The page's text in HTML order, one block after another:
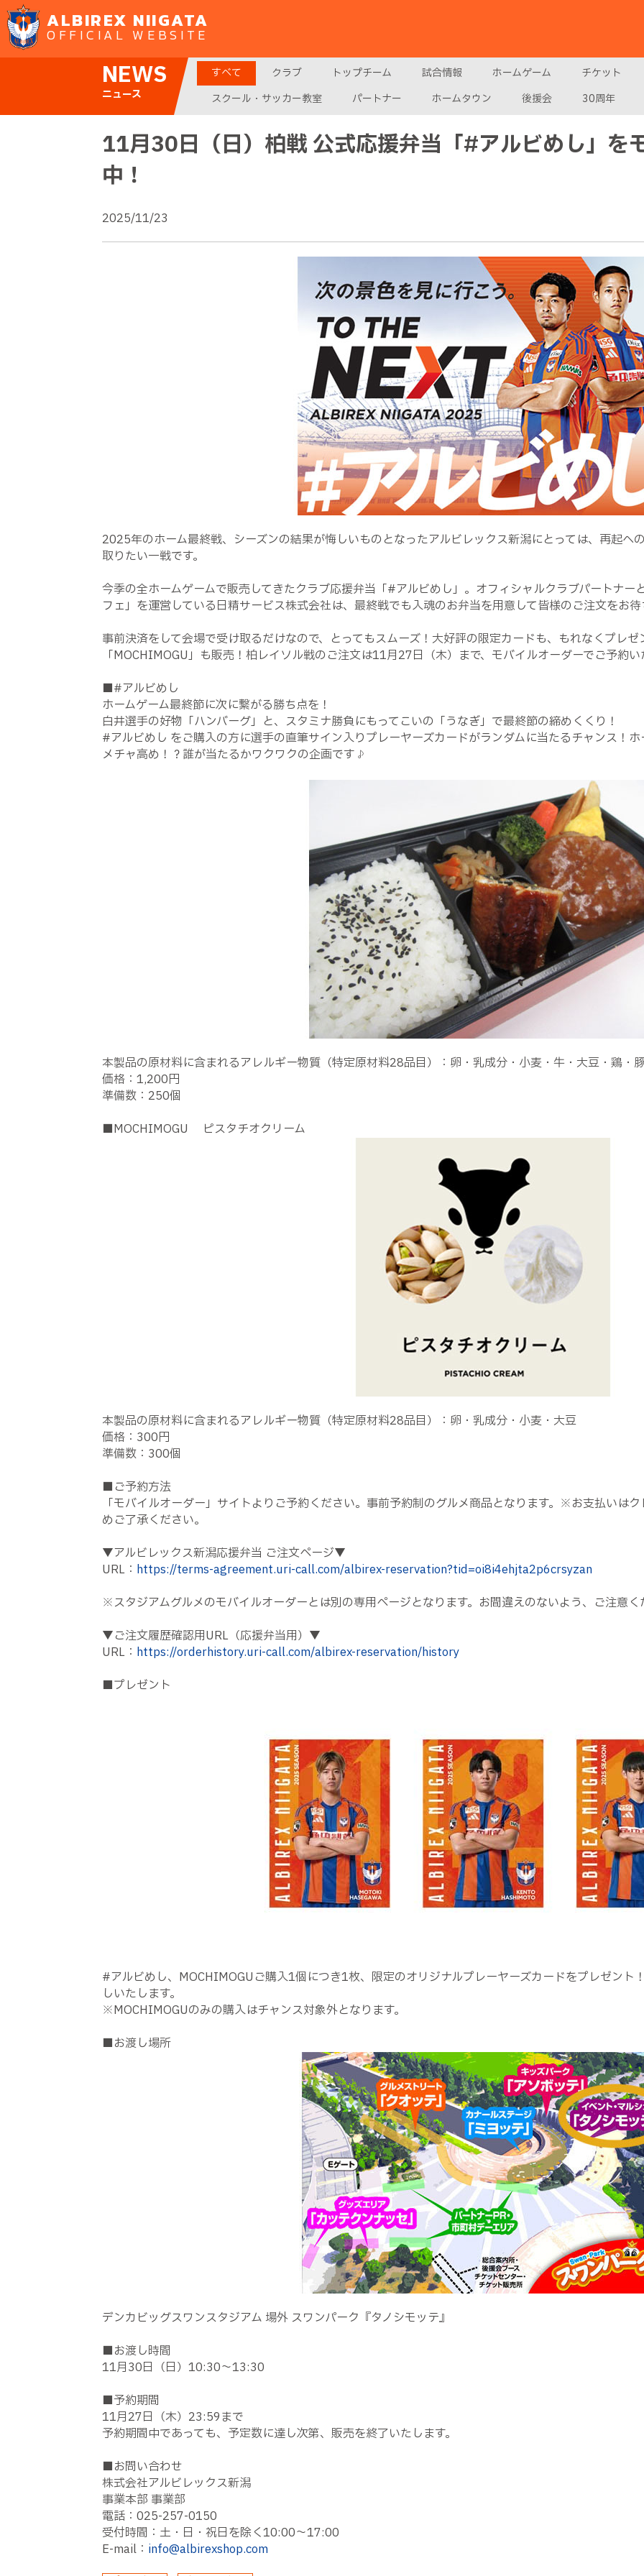
ALBIREX NIIGATA
OFFICIAL WEBSITE
NEWS
ニュース
すべて クラブ トップチーム 試合情報 ホームゲーム チケット
スクール・サッカー教室
パートナー ホームタウン 後援会 30周年
11月30日（日）柏戦 公式応援弁当「#アルビめし」を
中！
2025/11/23
2025年のホーム最終戦、シーズンの結果が悔しいものとなったアルビレックス新潟にとっては、再起へ
取りたい一戦です。
今季の全ホームゲームで販売してきたクラブ応援弁当「#アルビめし」。オフィシャルクラブパートナー
フェ」を運営している日精サービス株式会社は、最終戦でも入魂のお弁当を用意して皆様のご注文をお待
事前決済をして会場で受け取るだけなので、とってもスムーズ！大好評の限定カードも、もれなくプレ
「MOCHIMOGU」も販売！柏レイソル戦のご注文は11月27日（木）まで、モバイルオーダーでご予約
■#アルビめし
ホームゲーム最終節に次に繋がる勝ち点を！
白井選手の好物「ハンバーグ」と、スタミナ勝負にもってこいの「うなぎ」で最終節の締めくくり！
#アルビめし をご購入の方に選手の直筆サイン入りプレーヤーズカードがランダムに当たるチャンス！
メチャ高め！？誰が当たるかワクワクの企画です♪
本製品の原材料に含まれるアレルギー物質（特定原材料28品目）：卵・乳成分・小麦・牛・大豆・鶏・
価格：1,200円
準備数：250個
■MOCHIMOGU ピスタチオクリーム
本製品の原材料に含まれるアレルギー物質（特定原材料28品目）：卵・乳成分・小麦・大豆
価格：300円
準備数：300個
■ご予約方法
「モバイルオーダー」サイトよりご予約ください。事前予約制のグルメ商品となります。※お支払いは
めご了承ください。
▼アルビレックス新潟応援弁当 ご注文ページ▼
URL： https://terms-agreement.uri-call.com/albirex-reservation?tid=oi8i4ehjta2p6crsyzan
※スタジアムグルメのモバイルオーダーとは別の専用ページとなります。お間違えのないよう、ご注意く
▼ご注文履歴確認用URL（応援弁当用）▼
URL： https://orderhistory.uri-call.com/albirex-reservation/history
■プレゼント
#アルビめし、MOCHIMOGUご購入1個につき1枚、限定のオリジナルプレーヤーズカードをプレゼント
しいたします。
※MOCHIMOGUのみの購入はチャンス対象外となります。
■お渡し場所
デンカビッグスワンスタジアム 場外 スワンパーク『タノシモッテ』
■お渡し時間
11月30日（日）10:30～13:30
■予約期間
11月27日（木）23:59まで
予約期間中であっても、予定数に達し次第、販売を終了いたします。
■お問い合わせ
株式会社アルビレックス新潟
事業本部 事業部
電話：025-257-0150
受付時間：土・日・祝日を除く10:00〜17:00
E-mail： info@albirexshop.com